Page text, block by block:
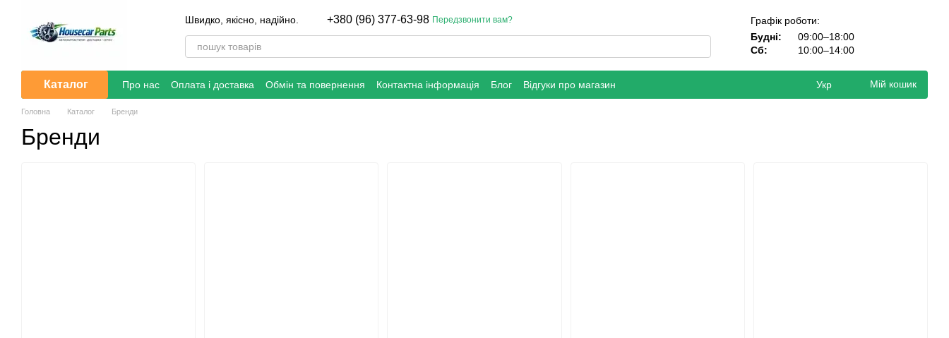
Швидко, якісно, надійно.
+380 (96) 377-63-98 Передзвонити вам?
Графік роботи:
Будні:
09:00–18:00
Сб:
10:00–14:00
Каталог Про нас Оплата і доставка Обмін та повернення Контактна інформація Блог Відгуки про магазин Укр Мій кошик
Головна Каталог Бренди
Бренди